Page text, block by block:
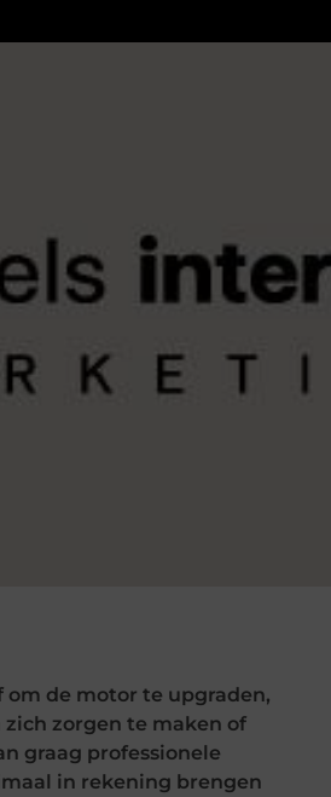
de motor te upgraden,
zorgen te maken of
graag professionele
in rekening brengen